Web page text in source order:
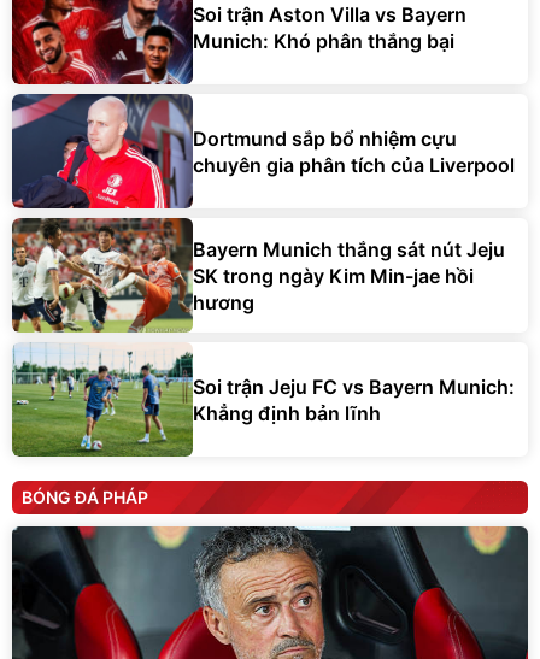
Soi trận Aston Villa vs Bayern
Munich: Khó phân thắng bại
Dortmund sắp bổ nhiệm cựu
chuyên gia phân tích của Liverpool
Bayern Munich thắng sát nút Jeju
SK trong ngày Kim Min-jae hồi
hương
Soi trận Jeju FC vs Bayern Munich:
Khẳng định bản lĩnh
BÓNG ĐÁ PHÁP